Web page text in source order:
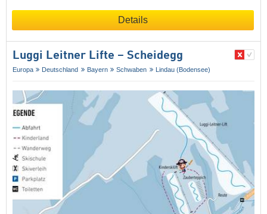
Details
Luggi Leitner Lifte – Scheidegg
Europa Deutschland Bayern Schwaben Lindau (Bodensee)